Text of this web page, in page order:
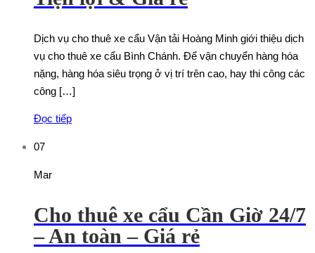
Dịch vụ cho thuê xe cẩu Vận tải Hoàng Minh giới thiệu dịch
vụ cho thuê xe cẩu Bình Chánh. Để vận chuyển hàng hóa
nặng, hàng hóa siêu trọng ở vị trí trên cao, hay thi công các
công […]
Đọc tiếp
07
Mar
Cho thuê xe cẩu Cần Giờ 24/7
– An toàn – Giá rẻ